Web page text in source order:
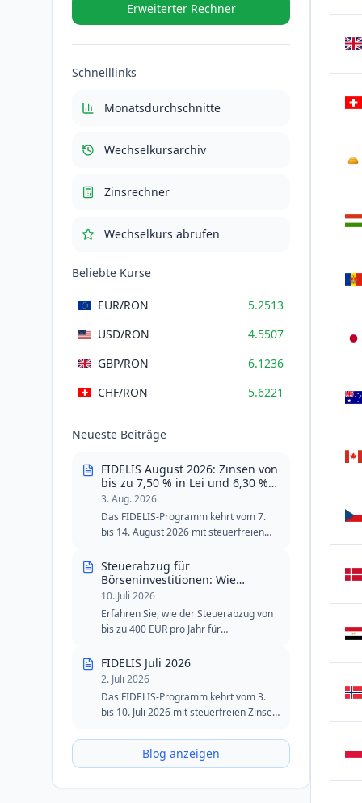
MwSt (21%)
Gesamt mit
MwSt
635.4073
RON
Erweiterter Rechner
Schnelllinks
Monatsdurchschnitte
Wechselkursarchiv
Zinsrechner
Wechselkurs abrufen
Beliebte Kurse
EUR/RON
5.2513
USD/RON
4.5507
GBP/RON
6.1236
CHF/RON 5.6221
Neueste Beiträge
FIDELIS August 2026: Zinsen von
bis zu 7,50 % in Lei und 6,30 %
in Euro
3. Aug. 2026
Das FIDELIS-Programm kehrt vom 7.
bis 14. August 2026 mit steuerfreien
% in Euro zurück. Die August-Ausgabe
umfasst zwei spezielle Tranchen für
Blutspender, mit reduzierten
Mindestschwellen in Lei und Euro.
Steuerabzug für
Börseninvestitionen: Wie
funktioniert die 400-Euro-
Grenze?
10. Juli 2026
Erfahren Sie, wie der Steuerabzug von
bis zu 400 EUR pro Jahr für
und FIDELIS-Staatsanleihen
funktioniert.
FIDELIS Juli 2026
2. Juli 2026
Das FIDELIS-Programm kehrt vom 3.
bis 10. Juli 2026 mit steuerfreien Zinsen
Euro zurück. Die Juli-Ausgabe behält die
spezielle Tranche für Blutspender in Lei
Investoren, die Sicherheit, Flexibilität
Blog anzeigen
AU